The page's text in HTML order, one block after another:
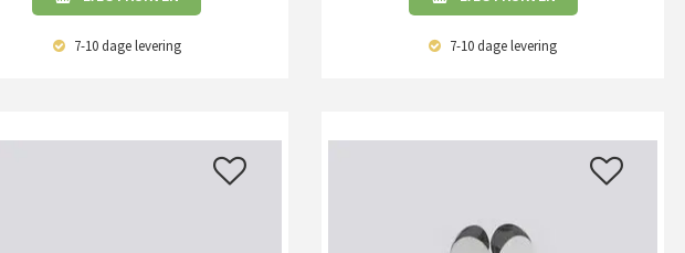
7-10 dagelevering 7-10 dagelevering